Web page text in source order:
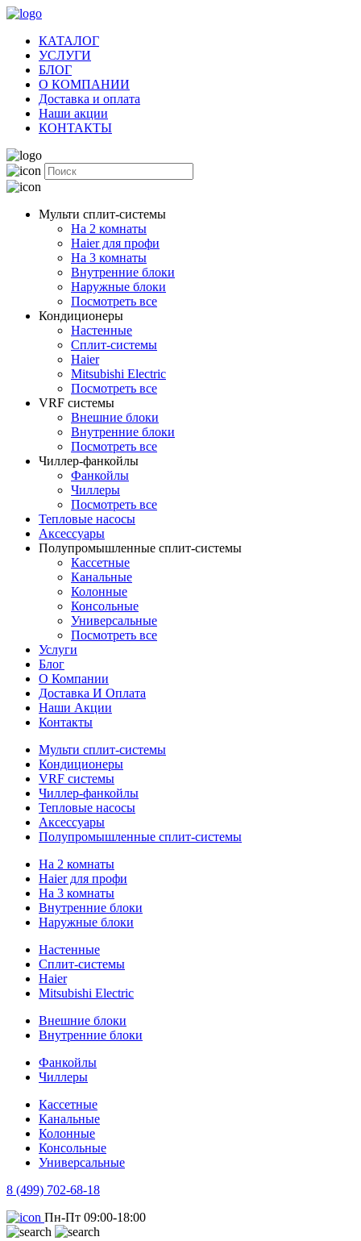
КАТАЛОГ
УСЛУГИ
БЛОГ
О КОМПАНИИ
Доставка и оплата
Наши акции
КОНТАКТЫ
Мульти сплит-системы
На 2 комнаты
Haier для профи
На 3 комнаты
Внутренние блоки
Наружные блоки
Посмотреть все
Кондиционеры
Настенные
Сплит-системы
Haier
Mitsubishi Electric
Посмотреть все
VRF системы
Внешние блоки
Внутренние блоки
Посмотреть все
Чиллер-фанкойлы
Фанкойлы
Чиллеры
Посмотреть все
Тепловые насосы
Аксессуары
Полупромышленные сплит-системы
Кассетные
Канальные
Колонные
Консольные
Универсальные
Посмотреть все
Услуги
Блог
О Компании
Доставка И Оплата
Наши Акции
Контакты
Мульти сплит-системы
Кондиционеры
VRF системы
Чиллер-фанкойлы
Тепловые насосы
Аксессуары
Полупромышленные сплит-системы
На 2 комнаты
Haier для профи
На 3 комнаты
Внутренние блоки
Наружные блоки
Настенные
Сплит-системы
Haier
Mitsubishi Electric
Внешние блоки
Внутренние блоки
Фанкойлы
Чиллеры
Кассетные
Канальные
Колонные
Консольные
Универсальные
8 (499) 702-68-18
Пн-Пт 09:00-18:00